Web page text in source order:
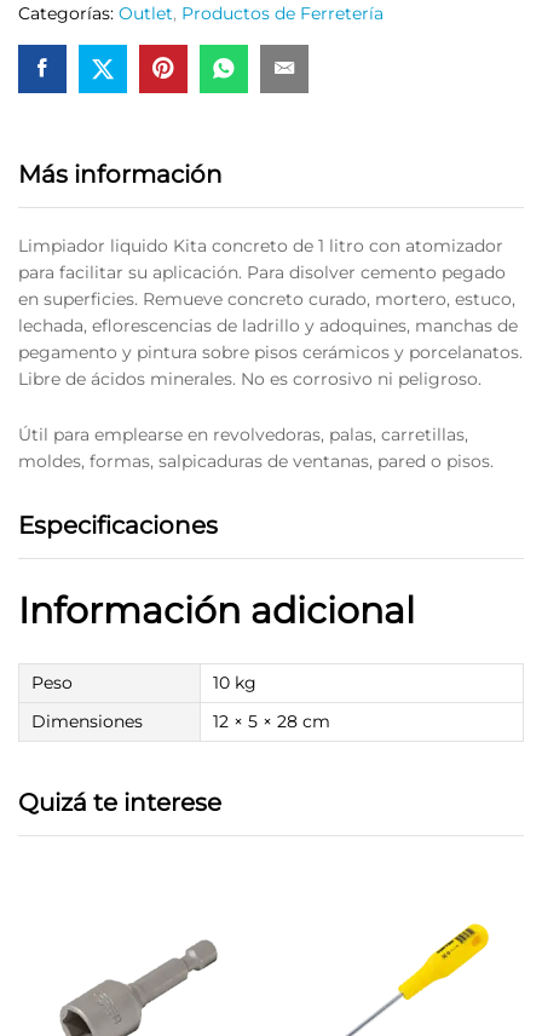
Categorías: Outlet, Productos de Ferretería
Más información
Limpiador liquido Kita concreto de 1 litro con atomizador
para facilitar su aplicación. Para disolver cemento pegado
en superficies. Remueve concreto curado, mortero, estuco,
lechada, eflorescencias de ladrillo y adoquines, manchas de
pegamento y pintura sobre pisos cerámicos y porcelanatos.
Libre de ácidos minerales. No es corrosivo ni peligroso.
Útil para emplearse en revolvedoras, palas, carretillas,
moldes, formas, salpicaduras de ventanas, pared o pisos.
Especificaciones
Información adicional
Peso
10 kg
Dimensiones
12 × 5 × 28 cm
Quizá te interese